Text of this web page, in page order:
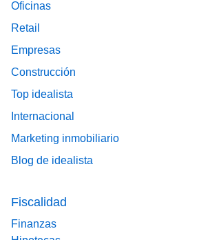
Oficinas
Retail
Empresas
Construcción
Top idealista
Internacional
Marketing inmobiliario
Blog de idealista
Fiscalidad
Finanzas